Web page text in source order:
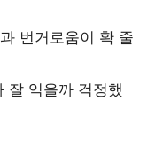
번거로움이 확 줄
잘 익을까 걱정했